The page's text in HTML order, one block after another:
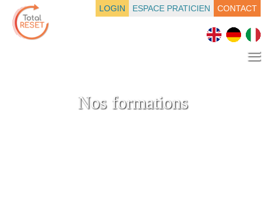
LOGIN ESPACE PRATICIEN CONTACT
≡
Nos formations